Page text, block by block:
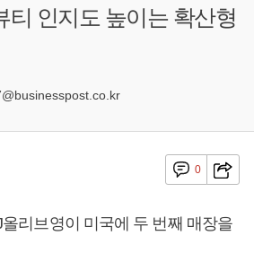
티 인지도 높이는 확산형
0
리브영이 미국에 두 번째 매장을